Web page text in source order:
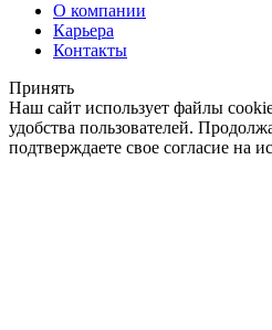
О компании
Карьера
Контакты
Принять
Наш сайт использует файлы
удобства пользователей.
подтверждаете свое согласие на